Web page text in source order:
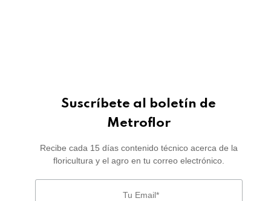
Suscríbete al boletín de
Metroflor
Recibe cada 15 días contenido técnico acerca de la
floricultura y el agro en tu correo electrónico.